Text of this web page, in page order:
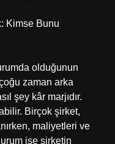
Kimse Bunu
olduğunun
zaman arka
şey kâr marjıdır.
Birçok şirket,
maliyetleri ve
ise şirketin